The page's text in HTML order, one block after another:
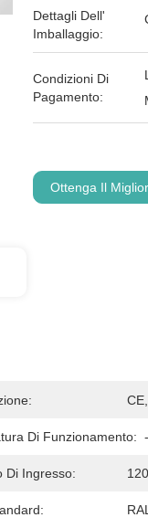
Dettagli Dell'
Imballaggio:
Condizioni Di
Pagamento:
Ottenga Il
Di Funzionamento:
Di Ingresso: